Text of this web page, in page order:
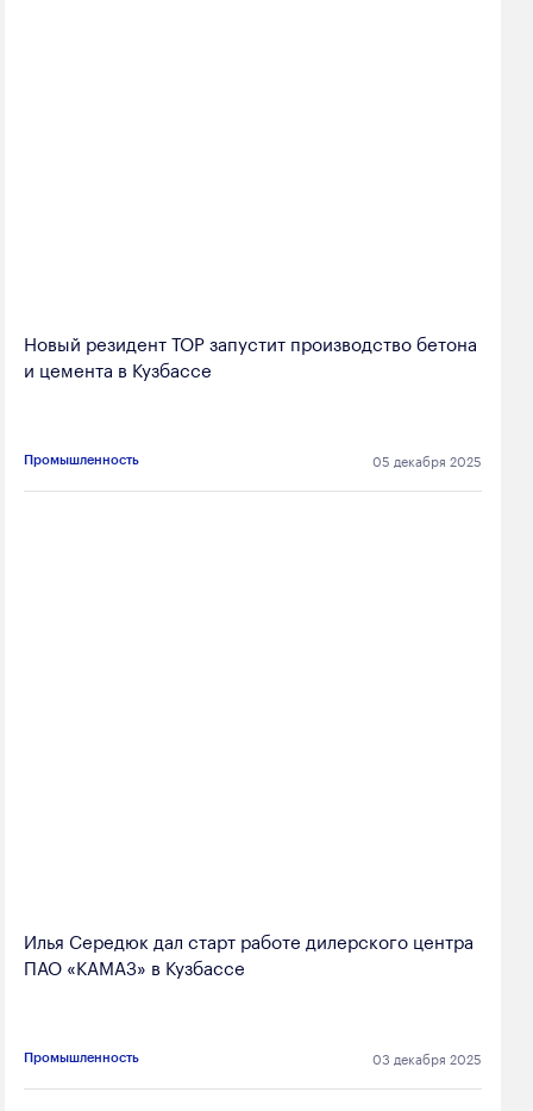
Новый резидент ТОР запустит производство бетона
и цемента в Кузбассе
Промышленность 05 декабря 2025
Илья Середюк дал старт работе дилерского центра
ПАО «КАМАЗ» в Кузбассе
Промышленность 03 декабря 2025